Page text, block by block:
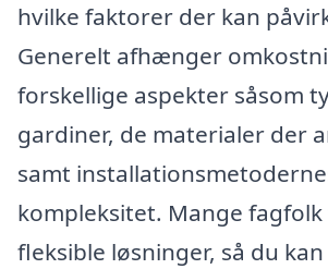
hvilke faktorer der kan
Generelt afhænger
forskellige aspekter såsom
gardiner, de materialer der
samt
kompleksitet. Mange
fleksible løsninger, så du